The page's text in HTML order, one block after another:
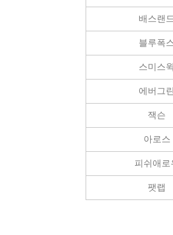
배스랜드
블루폭
스미스윅
에버그린
잭슨
아로스
피쉬애로
팻랩